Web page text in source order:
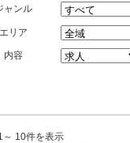
ャンル
エリア
内容
10件を表示